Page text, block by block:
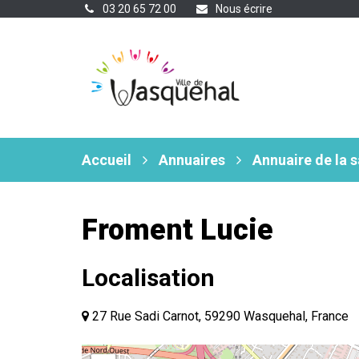
Gestion des traceurs03 20 65 72 00 Nous écrire
Accueil Annuaires Annuaire de la
Froment Lucie
Localisation
27 Rue Sadi Carnot, 59290 Wasquehal, France